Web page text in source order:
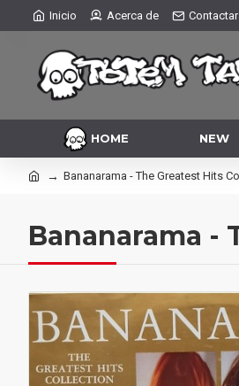
Inicio Acerca de Contactar
HOME NEW
Bananarama ‎- The Greatest Hits
Bananarama ‎-